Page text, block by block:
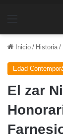
Inicio / Historia /
Edad
El zar